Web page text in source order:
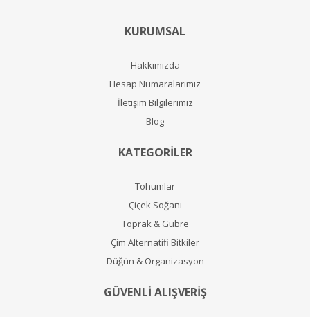
KURUMSAL
Hakkımızda
Hesap Numaralarımız
İletişim Bilgilerimiz
Blog
KATEGORİLER
Tohumlar
Çiçek Soğanı
Toprak & Gübre
Çim Alternatifi Bitkiler
Düğün & Organizasyon
GÜVENLİ ALIŞVERİŞ